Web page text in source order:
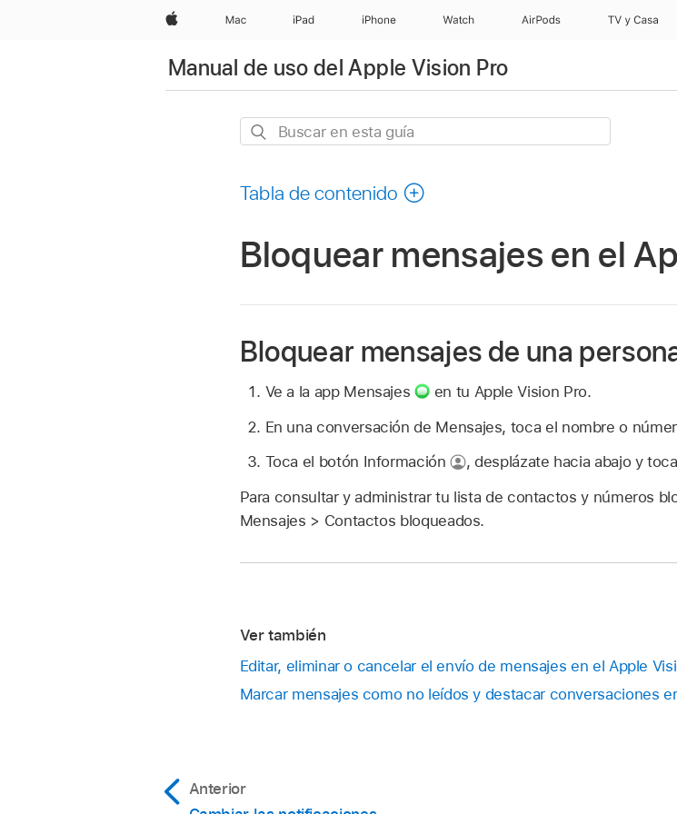
Apple Mac iPad iPhone Watch AirPods TV y Casa
Manual de uso del Apple Vision Pro
Buscar
guía
Tabla de contenido
Bloquear mensajes en el
Bloquear mensajes de una
Ve a la app Mensajes
en tu Apple Vision Pro.
En una conversación de Mensajes, toca el nombre o
Toca el botón Información
, desplázate hacia abajo y
Para consultar y administrar tu lista de contactos y números
Mensajes > Contactos bloqueados.
Ver también
Editar, eliminar o cancelar el envío de mensajes en el Apple
Marcar mensajes como no leídos y destacar conversaciones
Anterior